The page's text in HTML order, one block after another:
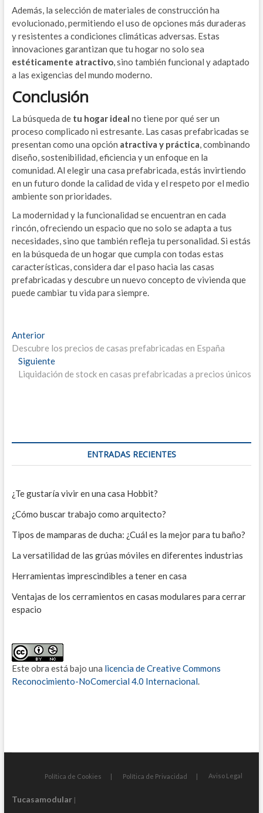
Además, la selección de materiales de construcción ha
evolucionado, permitiendo el uso de opciones más duraderas
y resistentes a condiciones climáticas adversas. Estas
innovaciones garantizan que tu hogar no solo sea
estéticamente atractivo, sino también funcional y adaptado
a las exigencias del mundo moderno.
Conclusión
La búsqueda de tu hogar ideal no tiene por qué ser un
proceso complicado ni estresante. Las casas prefabricadas se
presentan como una opción atractiva y práctica, combinando
diseño, sostenibilidad, eficiencia y un enfoque en la
comunidad. Al elegir una casa prefabricada, estás invirtiendo
en un futuro donde la calidad de vida y el respeto por el medio
ambiente son prioridades.
La modernidad y la funcionalidad se encuentran en cada
rincón, ofreciendo un espacio que no solo se adapta a tus
necesidades, sino que también refleja tu personalidad. Si estás
en la búsqueda de un hogar que cumpla con todas estas
características, considera dar el paso hacia las casas
prefabricadas y descubre un nuevo concepto de vivienda que
puede cambiar tu vida para siempre.
Navegación
de
entradas
AnteriorEntrada
anterior:
Descubre los precios de casas prefabricadas en España
SiguienteEntrada
siguiente:
Liquidación de stock en casas prefabricadas a precios únicos
ENTRADAS RECIENTES
¿Te gustaría vivir en una casa Hobbit?
¿Cómo buscar trabajo como arquitecto?
Tipos de mamparas de ducha: ¿Cuál es la mejor para tu baño?
La versatilidad de las grúas móviles en diferentes industrias
Herramientas imprescindibles a tener en casa
Ventajas de los cerramientos en casas modulares para cerrar
espacio
Este obra está bajo una licencia de Creative Commons
Reconocimiento-NoComercial 4.0 Internacional.
Política de Cookies Política de Privacidad Aviso Legal
Tucasamodular|